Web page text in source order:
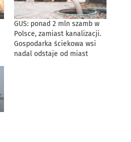
GUS: ponad 2 mln szamb w
Polsce, zamiast kanalizacji.
Gospodarka ściekowa wsi
nadal odstaje od miast